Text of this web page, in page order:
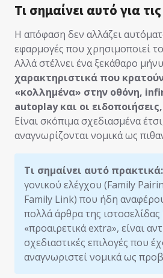
Τι σημαίνει αυτό για
Η απόφαση δεν αλλάζει
εφαρμογές που χρησιμοποιεί
Αλλά στέλνει ένα ξεκάθαρο
χαρακτηριστικά που
«κολλημένα» στην οθόνη,
autoplay και οι
Είναι σκόπιμα σχεδιασμένα
αναγνωρίζονται νομικά ως
Τι σημαίνει αυτό πρακτικά:
γονικού ελέγχου (Family
Family Link) που ήδη
πολλά άρθρα της ιστοσελίδας
«προαιρετικά extra», είναι
σχεδιαστικές επιλογές που
αναγνωριστεί νομικά ως